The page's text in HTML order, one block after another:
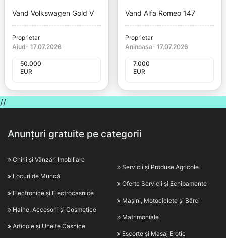
Vand Volkswagen Gold V
Proprietar
Aiud- 17.07.2026
50.000
EUR
Vand Alfa Romeo 147
Proprietar
Aninoasa- 17.07.2026
7.000
EUR
//
Anunțuri gratuite pe categorii
Chirii și Vânzări Imobiliare
Locuri de Muncă
Electronice și Electrocasnice
Haine, Accesorii și Cosmetice
Articole și Unelte Casnice
Servicii și Produse Agricole
Oferte Servicii și Echipamente
Mașini, Motociclete și Bărci
Matrimoniale
Escorte și Masaj Erotic